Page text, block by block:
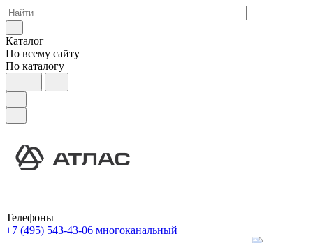
Каталог
По всему сайту
По каталогу
Телефоны
+7 (495) 543-43-06 многоканальный